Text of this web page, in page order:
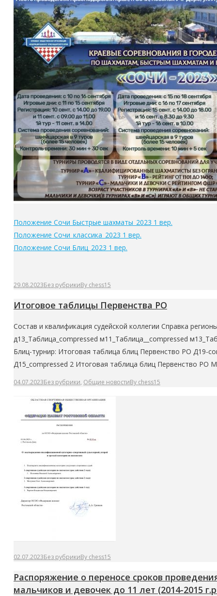
Положение Сочи Быстрые шахматы_2023 1 вер.
Положение Сочи_классика_2023 1 вер.
Положение Сочи Блиц_2023 1 вер.
29.08.2023Без рубрикиBy chess15
Итоговое таблицы Первенства РО
Состав и квалификация судейской коллегии Справка
д13_Таблица_compressed м11_Таблица__compressed
Блиц-турнир: Итоговая таблица блиц Первенство РО Д19-
Д15_compressed 2 Итоговая таблица блиц Первенство РО
04.07.2023Без рубрики, Общие новостиBy chess15
02.07.2023Без рубрикиBy chess15
Распоряжение о переносе сроков
мальчиков и девочек до 11 лет (2014-2015